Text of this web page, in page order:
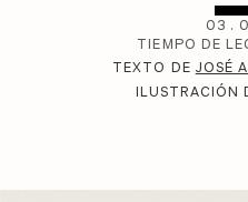
03 .
TIEMPO DE
TEXTO DE JOSÉ
ILUSTRACIÓN